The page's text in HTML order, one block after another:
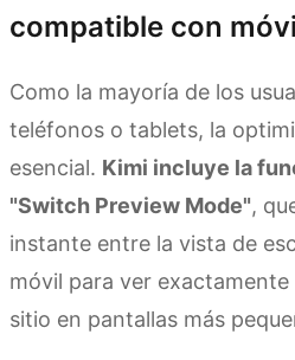
compatible con
Como la mayoría de los
teléfonos o tablets, la
esencial. Kimi incluye la
"Switch Preview Mode",
instante entre la vista de
móvil para ver
sitio en pantallas más